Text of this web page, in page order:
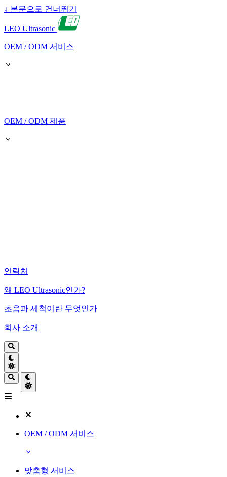
↓ 본문으로 건너뛰기
LEO Ultrasonic
OEM / ODM 서비스
OEM / ODM 제품
연락처
왜 LEO Ultrasonic인가?
초음파 세척이란 무엇인가
회사 소개
OEM / ODM 서비스
맞춤형 서비스